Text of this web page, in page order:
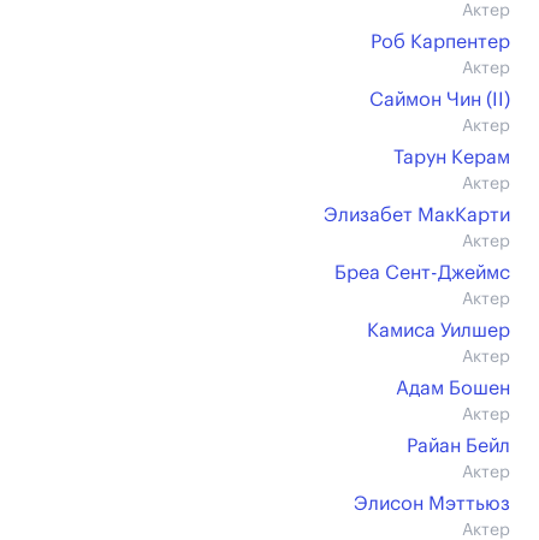
Актер
Роб Карпентер
Актер
Саймон Чин (II)
Актер
Тарун Керам
Актер
Элизабет МакКарти
Актер
Бреа Сент-Джеймс
Актер
Камиса Уилшер
Актер
Адам Бошен
Актер
Райан Бейл
Актер
Элисон Мэттьюз
Актер